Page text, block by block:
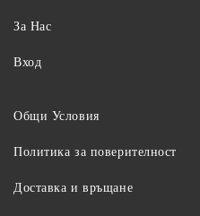
За Нас
Вход
Общи Условия
Политика за поверителност
Доставка и връщане